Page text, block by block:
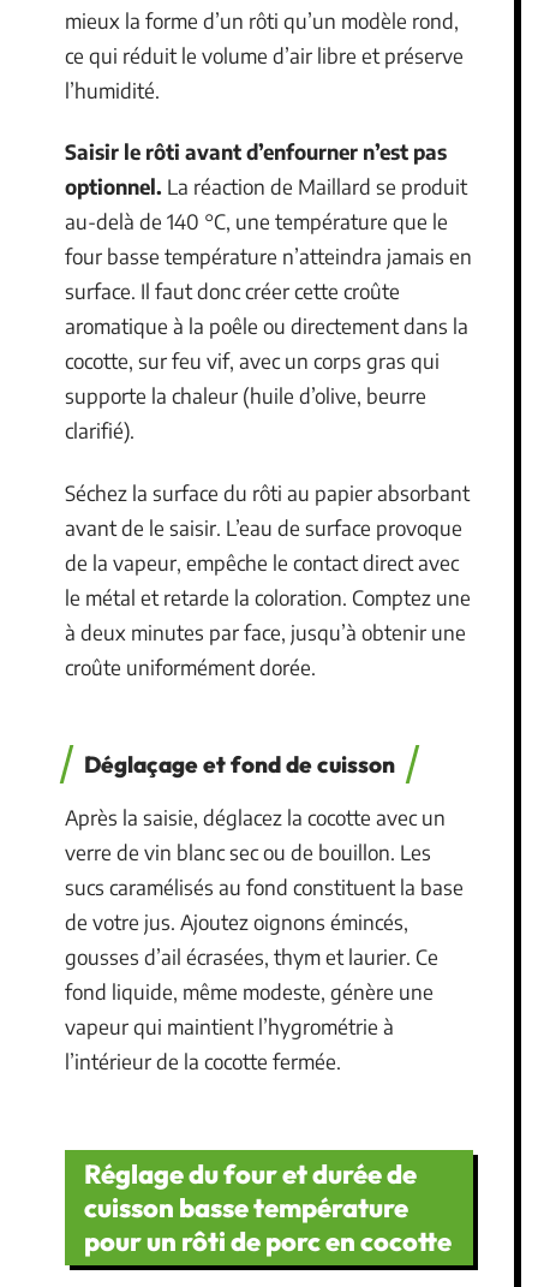
mieux la forme d’un rôti qu’un modèle rond,
ce qui réduit le volume d’air libre et préserve
l’humidité.
Saisir le rôti avant d’enfourner n’est pas
optionnel. La réaction de Maillard se produit
au-delà de 140 °C, une température que le
four basse température n’atteindra jamais en
surface. Il faut donc créer cette croûte
aromatique à la poêle ou directement dans la
cocotte, sur feu vif, avec un corps gras qui
supporte la chaleur (huile d’olive, beurre
clarifié).
Séchez la surface du rôti au papier absorbant
avant de le saisir. L’eau de surface provoque
de la vapeur, empêche le contact direct avec
le métal et retarde la coloration. Comptez une
à deux minutes par face, jusqu’à obtenir une
croûte uniformément dorée.
Déglaçage et fond de cuisson
Après la saisie, déglacez la cocotte avec un
verre de vin blanc sec ou de bouillon. Les
sucs caramélisés au fond constituent la base
de votre jus. Ajoutez oignons émincés,
gousses d’ail écrasées, thym et laurier. Ce
fond liquide, même modeste, génère une
vapeur qui maintient l’hygrométrie à
l’intérieur de la cocotte fermée.
Réglage du four et durée de
cuisson basse température
pour un rôti de porc en cocotte